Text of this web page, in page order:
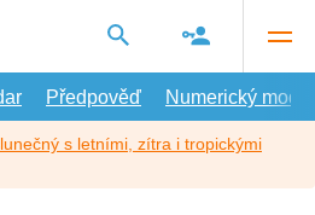
Předpověď Numerický model
s letními, zítra i tropickými